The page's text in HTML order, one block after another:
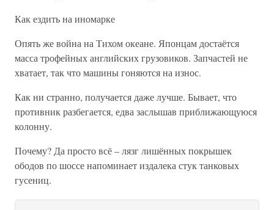
Как ездить на иномарке
Опять же война на Тихом океане. Японцам достаётся
масса трофейных английских грузовиков. Запчастей не
хватает, так что машины гоняются на износ.
Как ни странно, получается даже лучше. Бывает, что
противник разбегается, едва заслышав приближающуюся
колонну.
Почему? Да просто всё – лязг лишённых покрышек
ободов по шоссе напоминает издалека стук танковых
гусениц.